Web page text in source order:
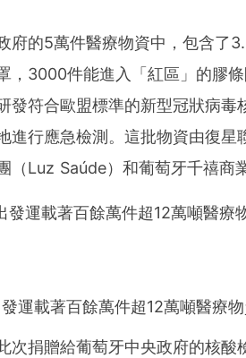
府的5萬件醫療物資中，包含了
，3000件能進入「紅區」的膠
發符合歐盟標準的新型冠狀病
進行應急檢測。這批物資由復
（Luz Saúde）和葡萄牙千禧商
運載著百餘萬件超12萬噸醫療
次捐贈給葡萄牙中央政府的核